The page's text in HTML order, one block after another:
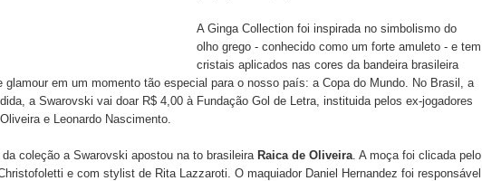
A Ginga Collection foi inspirada no simbolismo do
olho grego - conhecido como um forte amuleto - e tem
cristais aplicados nas cores da bandeira brasileira
glamour em um momento tão especial para o nosso país: a Copa do Mundo. No Brasil, a
a Swarovski vai doar R$ 4,00 à Fundação Gol de Letra, instituida pelos ex-jogadores
e Leonardo Nascimento.
da coleção a Swarovski apostou na to brasileira Raica de Oliveira. A moça foi clicada pelo
e com stylist de Rita Lazzaroti. O maquiador Daniel Hernandez foi responsável